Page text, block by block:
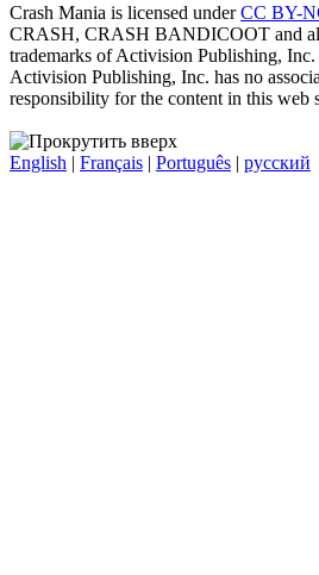
Crash Mania is licensed underCC BY-
CRASH, CRASH BANDICOOT and all
trademarks of Activision Publishing, Inc.
Activision Publishing, Inc. has no
responsibility for the content in this web
English | Français | Português | русский